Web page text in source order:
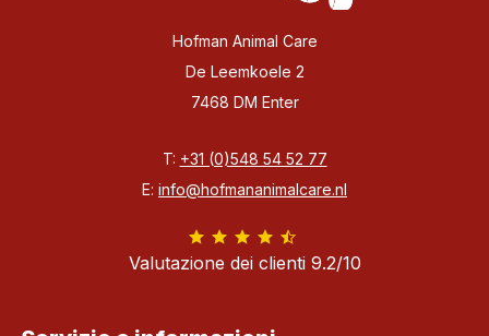
Hofman Animal Care
De Leemkoele 2
7468 DM Enter
T: +31 (0)548 54 52 77
E: info@hofmananimalcare.nl
Valutazione dei clienti 9.2/10